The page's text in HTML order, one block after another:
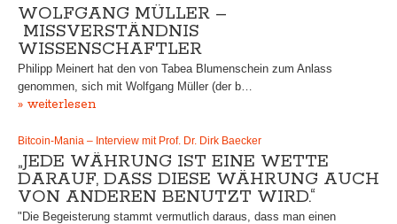
WOLFGANG MÜLLER –
MISSVERSTÄNDNIS
WISSENSCHAFTLER
Philipp Meinert hat den von Tabea Blumenschein zum Anlass
genommen, sich mit Wolfgang Müller (der b…
» weiterlesen
Bitcoin-Mania – Interview mit Prof. Dr. Dirk Baecker
„JEDE WÄHRUNG IST EINE WETTE
DARAUF, DASS DIESE WÄHRUNG AUCH
VON ANDEREN BENUTZT WIRD.“
"Die Begeisterung stammt vermutlich daraus, dass man einen